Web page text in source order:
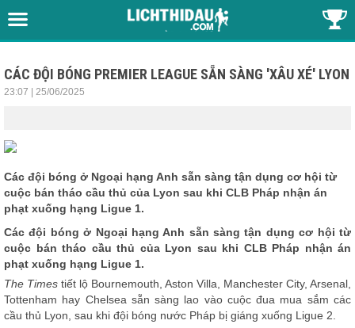
CÁC ĐỘI BÓNG PREMIER LEAGUE SẴN SÀNG 'XÂU XÉ' LYON
23:07 | 25/06/2025
Các đội bóng ở Ngoại hạng Anh sẵn sàng tận dụng cơ hội từ
cuộc bán tháo cầu thủ của Lyon sau khi CLB Pháp nhận án
phạt xuống hạng Ligue 1.
Các đội bóng ở Ngoại hạng Anh sẵn sàng tận dụng cơ hội từ
cuộc bán tháo cầu thủ của Lyon sau khi CLB Pháp nhận án
phạt xuống hạng Ligue 1.
The Times tiết lộ Bournemouth, Aston Villa, Manchester City, Arsenal,
Tottenham hay Chelsea sẵn sàng lao vào cuộc đua mua sắm các
cầu thủ Lyon, sau khi đội bóng nước Pháp bị giáng xuống Ligue 2.